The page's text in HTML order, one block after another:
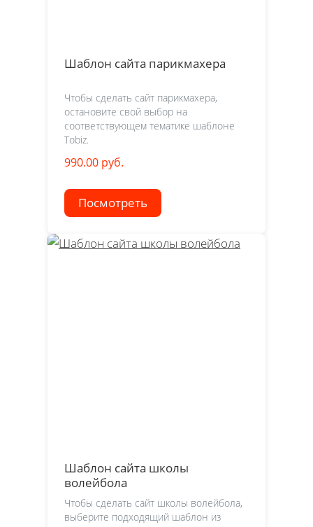
Шаблон сайта парикмахера
Чтобы сделать сайт парикмахера,
остановите свой выбор на
соответствующем тематике шаблоне
Tobiz.
990.00 руб.
Посмотреть
Шаблон сайта школы
волейбола
Чтобы сделать сайт школы волейбола,
выберите подходящий шаблон из